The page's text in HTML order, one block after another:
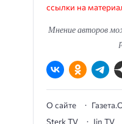
ссылки на
Мнение авторов
О сайте
Sterk TV
Jin TV